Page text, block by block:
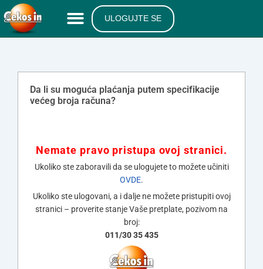
ULOGUJTE SE
Da li su moguća plaćanja putem specifikacije
većeg broja računa?
Nemate pravo pristupa ovoj stranici.
Ukoliko ste zaboravili da se ulogujete to možete učiniti
OVDE.
Ukoliko ste ulogovani, a i dalje ne možete pristupiti ovoj
stranici – proverite stanje Vaše pretplate, pozivom na
broj:
011/30 35 435